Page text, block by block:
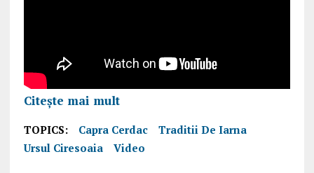
Citește mai mult
TOPICS: Capra Cerdac
Traditii De Iarna
Ursul Ciresoaia
Video